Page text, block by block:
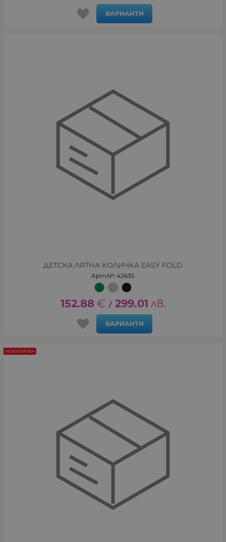
ВАРИАНТИ
ДЕТСКА ЛЯТНА КОЛИЧКА EASY FOLD
Арт.№: 42635
152.88 € / 299.01 лв.
ВАРИАНТИ
НЕНАЛИЧЕН